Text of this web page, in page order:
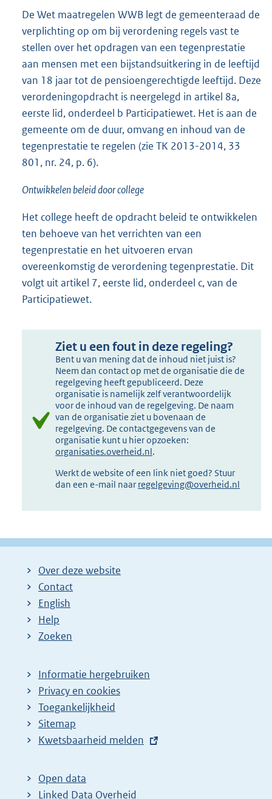
De Wet maatregelen WWB legt de gemeenteraad de
verplichting op om bij verordening regels vast te
stellen over het opdragen van een tegenprestatie
aan mensen met een bijstandsuitkering in de leeftijd
van 18 jaar tot de pensioengerechtigde leeftijd. Deze
verordeningopdracht is neergelegd in artikel 8a,
eerste lid, onderdeel b Participatiewet. Het is aan de
gemeente om de duur, omvang en inhoud van de
tegenprestatie te regelen (zie TK 2013-2014, 33
801, nr. 24, p. 6).
Ontwikkelen beleid door college
Het college heeft de opdracht beleid te ontwikkelen
ten behoeve van het verrichten van een
tegenprestatie en het uitvoeren ervan
overeenkomstig de verordening tegenprestatie. Dit
volgt uit artikel 7, eerste lid, onderdeel c, van de
Participatiewet.
Ziet u een fout in deze regeling?
Bent u van mening dat de inhoud niet juist is?
Neem dan contact op met de organisatie die de
regelgeving heeft gepubliceerd. Deze
organisatie is namelijk zelf verantwoordelijk
voor de inhoud van de regelgeving. De naam
van de organisatie ziet u bovenaan de
regelgeving. De contactgegevens van de
organisatie kunt u hier opzoeken:
organisaties.overheid.nl.
Werkt de website of een link niet goed? Stuur
dan een e-mail naar regelgeving@overheid.nl
Over deze website
Contact
English
Help
Zoeken
Informatie hergebruiken
Privacy en cookies
Toegankelijkheid
Sitemap
E
t
e
Kwetsbaarheid melden
Open data
Linked Data Overheid